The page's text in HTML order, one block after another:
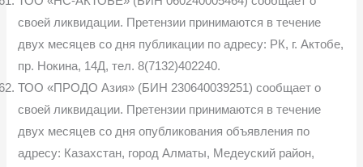
своей ликвидации. Претензии принимаются в течение
двух месяцев со дня публикации по адресу: РК, г. Актобе,
пр. Нокина, 14Д, тел. 8(7132)402240.
ТОО «ПРОДО Азия» (БИН 230640039251) сообщает о
своей ликвидации. Претензии принимаются в течение
двух месяцев со дня опубликования объявления по
адресу: Казахстан, город Алматы, Медеуский район,